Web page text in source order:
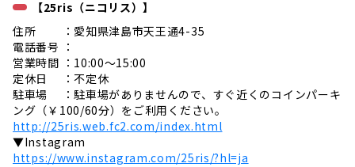
【25ris（ニコリス）】
住所 ：愛知県津島市天王通4-35
電話番号 ：
営業時間 ：10:00～15:00
定休日 ：不定休
駐車場 ：駐車場がありませんので、すぐ近くのコインパーキ
ング（￥100/60分）をご利用ください。
http://25ris.web.fc2.com/index.html
▼Instagram
https://www.instagram.com/25ris/?hl=ja